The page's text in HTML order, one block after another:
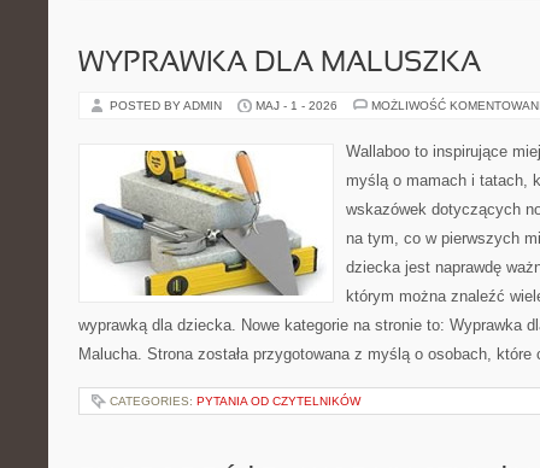
WYPRAWKA DLA MALUSZKA
POSTED BY ADMIN MAJ - 1 - 2026 MOŻLIWOŚĆ
Wallaboo to inspirujące
myślą o mamach i tatach,
wskazówek dotyczących
na tym, co w pierwszych
dziecka jest naprawdę
którym można znaleźć
wyprawką dla dziecka. Nowe kategorie na stronie to: Wyprawka
Malucha. Strona została przygotowana z myślą o osobach,
CATEGORIES: PYTANIA OD CZYTELNIKÓW